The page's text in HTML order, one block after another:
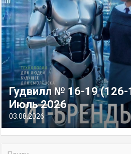
Гудвилл № 16-19
Июль 2026
03.08.2026